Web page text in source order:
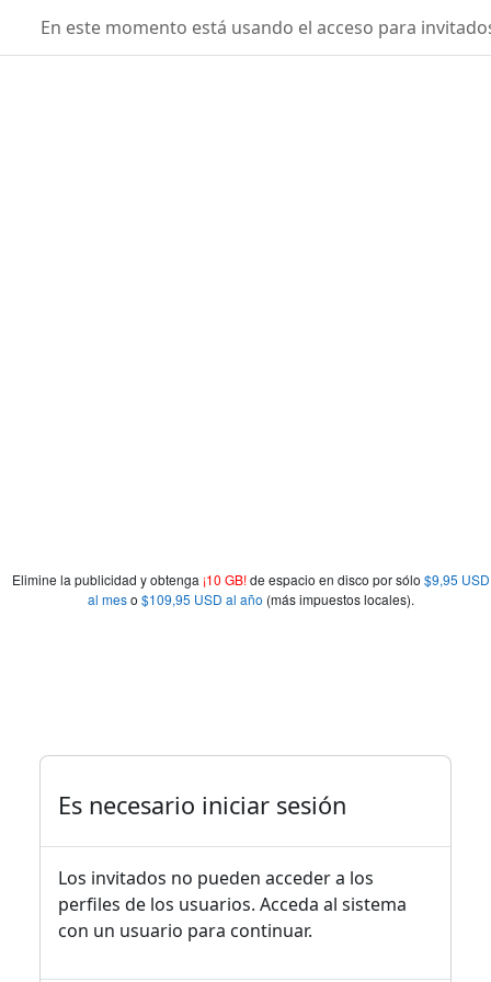
Elimine la publicidad y obtenga ¡10 GB!de espacio en disco por sólo $9,95 USD
al meso $109,95 USD al año (más impuestos locales).
fisicaconyirsen
En este momento está usando el acceso para
Es necesario iniciar sesión
Los invitados no pueden acceder a los
perfiles de los usuarios. Acceda al sistema
con un usuario para continuar.